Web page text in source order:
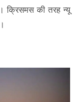
क्रिसमस की तरह न्यू